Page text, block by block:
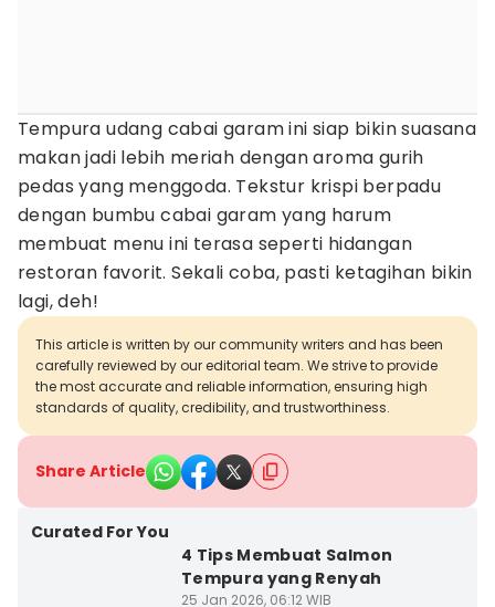
Tempura udang cabai garam ini siap bikin suasana
makan jadi lebih meriah dengan aroma gurih
pedas yang menggoda. Tekstur krispi berpadu
dengan bumbu cabai garam yang harum
membuat menu ini terasa seperti hidangan
restoran favorit. Sekali coba, pasti ketagihan bikin
lagi, deh!
This article is written by our community writers and has been
carefully reviewed by our editorial team. We strive to provide
the most accurate and reliable information, ensuring high
standards of quality, credibility, and trustworthiness.
Share Article
Curated For You
4 Tips Membuat Salmon
Tempura yang Renyah
25 Jan 2026, 06:12 WIB